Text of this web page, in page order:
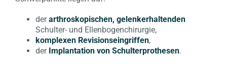
derarthroskopischen, gelenkerhaltenden
Schulter- und Ellenbogenchirurgie,
komplexen Revisionseingriffen,
der Implantation von Schulterprothesen.